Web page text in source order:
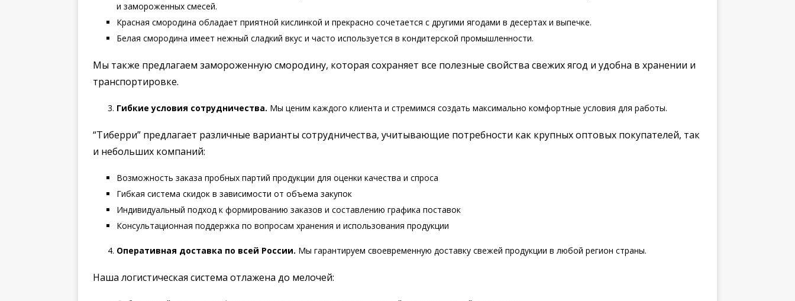
и замороженных смесей.
Красная смородина обладает приятной кислинкой и прекрасно сочетается с другими ягодами в десертах и выпечке.
Белая смородина имеет нежный сладкий вкус и часто используется в кондитерской промышленности.
Мы также предлагаем замороженную смородину, которая сохраняет все полезные свойства свежих ягод и удобна в хранении и
транспортировке.
Гибкие условия сотрудничества. Мы ценим каждого клиента и стремимся создать максимально комфортные условия для работы.
“Тиберри” предлагает различные варианты сотрудничества, учитывающие потребности как крупных оптовых покупателей, так
и небольших компаний:
Возможность заказа пробных партий продукции для оценки качества и спроса
Гибкая система скидок в зависимости от объема закупок
Индивидуальный подход к формированию заказов и составлению графика поставок
Консультационная поддержка по вопросам хранения и использования продукции
Оперативная доставка по всей России. Мы гарантируем своевременную доставку свежей продукции в любой регион страны.
Наша логистическая система отлажена до мелочей: